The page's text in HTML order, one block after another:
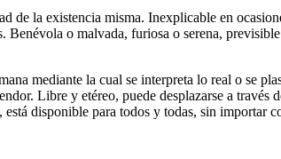
de la existencia misma. Inexplicable en
o malvada, furiosa o serena,
mediante la cual se interpreta lo real o se
Libre y etéreo, puede desplazarse a través
disponible para todos y todas, sin